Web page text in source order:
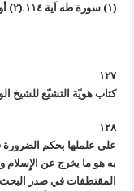
(١) سورة طه آية ١١٤. (٢) أوائل المقالات للمفيد ص٥٣ إلى آخر الفصل.
١٢٧
كتاب هويّة التشيّع للشيخ الوائلي
١٢٨
على علملها بحكم الضرورة
به هو ما يخرج عن الإِسلام
المقتطفات في صدر